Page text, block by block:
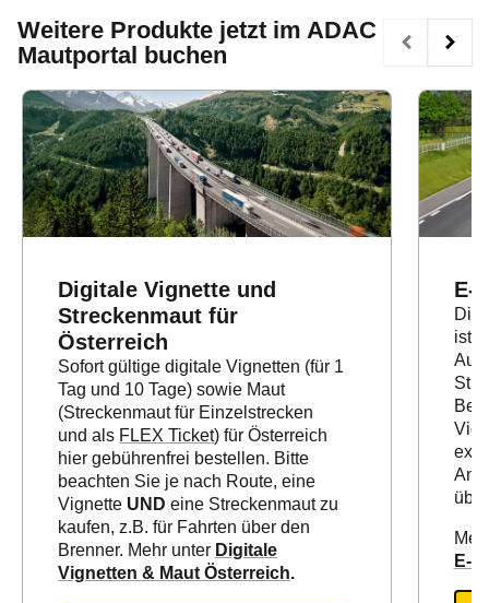
Weitere Produkte jetzt im ADAC
Mautportal buchen
Digitale Vignette und
Streckenmaut für
Österreich
Sofort gültige digitale Vignetten (für 1
Tag und 10 Tage) sowie Maut
(Streckenmaut für Einzelstrecken
und als FLEX Ticket) für Österreich
hier gebührenfrei bestellen. Bitte
beachten Sie je nach Route, eine
Vignette UND eine Streckenmaut zu
kaufen, z.B. für Fahrten über den
Brenner. Mehr unter Digitale
Vignetten & Maut Österreich.
E-
Die
ist
E-